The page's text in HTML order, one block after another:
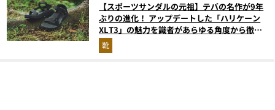
【スポーツサンダルの元祖】テバの名作が9年
ぶりの進化！ アップデートした「ハリケーン
XLT3」の魅力を識者があらゆる角度から徹底
解説！
靴